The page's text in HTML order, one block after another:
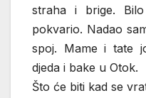
straha i brige.
pokvario. Nadao
spoj. Mame i tate
djeda i bake u Otok.
Što će biti kad se